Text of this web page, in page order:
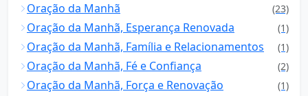
Oração da Manhã (23)
Oração da Manhã, Esperança Renovada (1)
Oração da Manhã, Família e Relacionamentos (1)
Oração da Manhã, Fé e Confiança (2)
Oração da Manhã, Força e Renovação (1)